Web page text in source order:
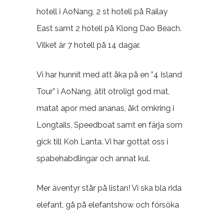
hotell i AoNang, 2 st hotell på Railay
East samt 2 hotell på Klong Dao Beach.
Vilket är 7 hotell på 14 dagar.
Vi har hunnit med att åka på en ”4 Island
Tour” i AoNang, ätit otroligt god mat,
matat apor med ananas, åkt omkring i
Longtails, Speedboat samt en färja som
gick till Koh Lanta. Vi har gottat oss i
spabehabdlingar och annat kul.
Mer äventyr står på listan! Vi ska bla rida
elefant, gå på elefantshow och försöka